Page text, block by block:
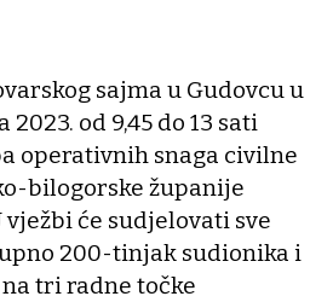
sajma u Gudovcu u
2023. od 9,45 do 13 sati
operativnih snaga civilne
bilogorske županije
vježbi će sudjelovati sve
200-tinjak sudionika i
tri radne točke